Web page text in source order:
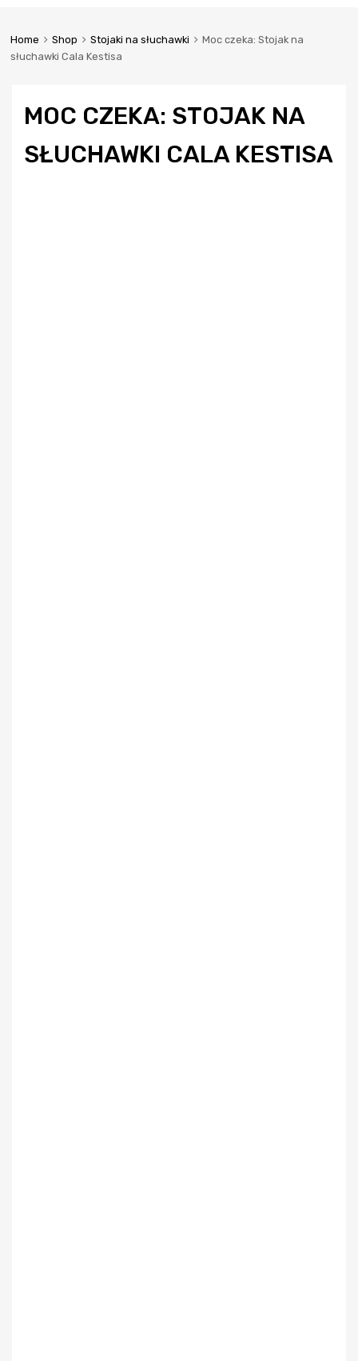
Home Shop Stojaki na słuchawki
Moc czeka: Stojak na
słuchawki Cala Kestisa
MOC CZEKA: STOJAK NA
SŁUCHAWKI CALA KESTISA